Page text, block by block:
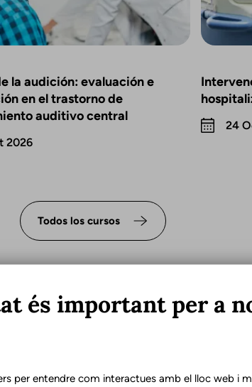
la audición: evaluación e
en el trastorno de
auditivo central
2026
24
Todos los cursos
en la
és important per a
per entendre com interactues amb el lloc web i